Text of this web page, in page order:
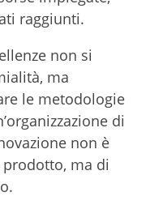
raggiunti.
non si
ma
le metodologie
di
non è
ma di